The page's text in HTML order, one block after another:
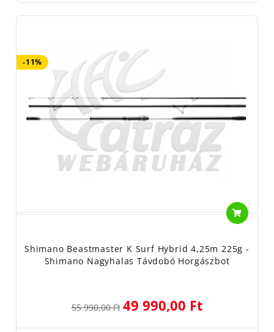
-11%
Shimano Beastmaster K Surf Hybrid 4,25m 225g -
Shimano Nagyhalas Távdobó Horgászbot
55 990,00 Ft 49 990,00 Ft